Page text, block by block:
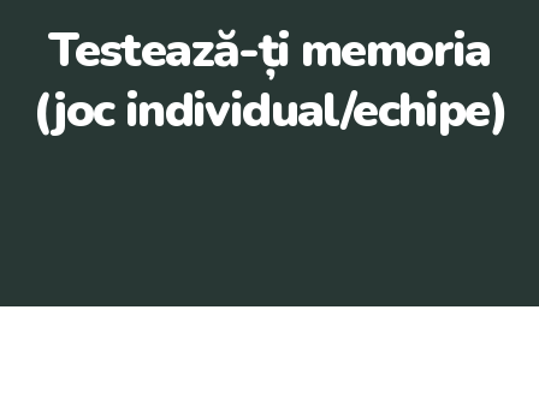
Testează-ți memoria
(joc individual/echipe)